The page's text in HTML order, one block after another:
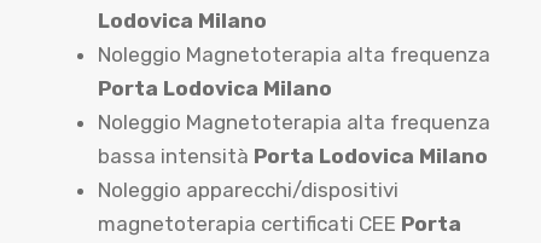
Lodovica Milano
Noleggio Magnetoterapia alta frequenza
Porta Lodovica Milano
Noleggio Magnetoterapia alta frequenza
bassa intensità Porta Lodovica Milano
Noleggio apparecchi/dispositivi
magnetoterapia certificati CEE Porta